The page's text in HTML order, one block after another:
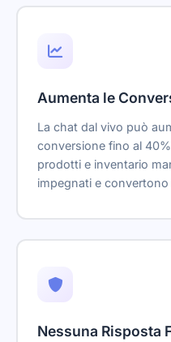
Aumenta le
La chat dal vivo può
conversione fino al
prodotti e inventario
impegnati e
Nessuna Risposta